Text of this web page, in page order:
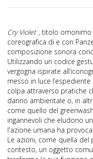
Cry Violet , titolo omonimo
coreografica di e con
composizione sonora
Utilizzando un codice
vergogna ispirate
messo in luce
colpa attraverso pratiche
danno ambientale o, in
come quello del
ingannevoli che eludono
l'azione umana ha
Le azioni, come quella
contesto, un oggetto